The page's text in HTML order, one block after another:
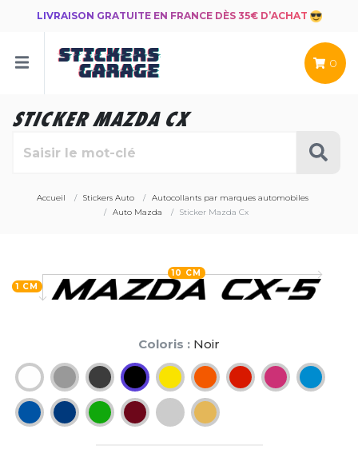
LIVRAISON GRATUITE EN FRANCE DÈS 35€ D’ACHAT
0
STICKER MAZDA CX
Accueil Stickers Auto
Autocollants par marques automobiles
Auto Mazda
Sticker Mazda Cx
1 CM
10 CM
Coloris : Noir